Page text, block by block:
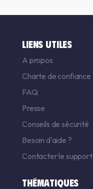
LIENS UTILES
A propos
Charte de confiance
FAQ
Presse
Conseils de sécurité
Besoin d'aide ?
Contacter le support
THÉMATIQUES